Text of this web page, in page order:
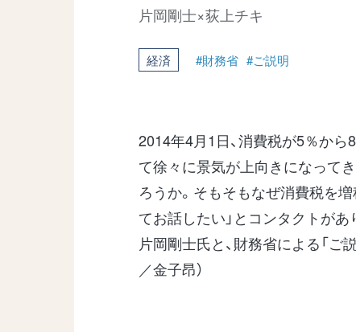
片岡剛士×荻上チキ
経済 #財務省 #ご説明
2014年4月1日、消費税が5％か
て徐々に景気が上向きになって
ろうか。そもそもなぜ消費税を
てお話したい」とコンタクトがあ
片岡剛士氏と、財務省による「ご
／金子昂）